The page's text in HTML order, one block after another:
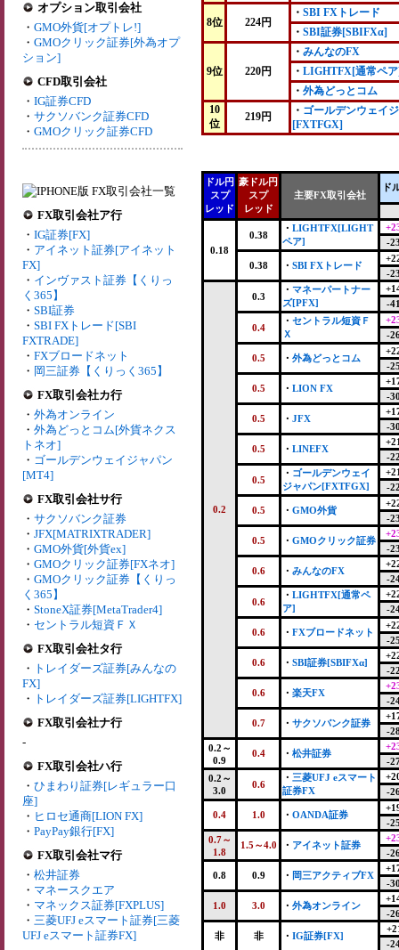
オプション取引会社
・ GMO外貨[オプトレ!]
・ GMOクリック証券[外為オプ
ション]
CFD取引会社
・ IG証券CFD
・ サクソバンク証券CFD
・ GMOクリック証券CFD
FX取引会社ア行
・ IG証券[FX]
・ アイネット証券[アイネット
FX]
・ インヴァスト証券【くりっ
く365】
・ SBI証券
・ SBI FXトレード[SBI
FXTRADE]
・ FXブロードネット
・ 岡三証券【くりっく365】
FX取引会社カ行
・ 外為オンライン
・ 外為どっとコム[外貨ネクス
トネオ]
・ ゴールデンウェイジャパン
[MT4]
FX取引会社サ行
・ サクソバンク証券
・ JFX[MATRIXTRADER]
・ GMO外貨[外貨ex]
・ GMOクリック証券[FXネオ]
・ GMOクリック証券【くりっ
く365】
・ StoneX証券[MetaTrader4]
・ セントラル短資ＦＸ
FX取引会社タ行
・ トレイダーズ証券[みんなの
FX]
・ トレイダーズ証券[LIGHTFX]
FX取引会社ナ行
-
FX取引会社ハ行
・ ひまわり証券[レギュラー口
座]
・ ヒロセ通商[LION FX]
・ PayPay銀行[FX]
FX取引会社マ行
・ 松井証券
・ マネースクエア
・ マネックス証券[FXPLUS]
・ 三菱UFJ eスマート証券[三菱
UFJ eスマート証券FX]
8位 224円
・ SBI FXトレード
・ SBI証券[SBIFXα]
9位 220円
・ みんなのFX
・ LIGHTFX[通常ペ
・ 外為どっとコム
10
位
219円 ・ ゴールデンウェイ
[FXTFGX]
ドル円
スプ
レッド
豪ドル円
スプ
レッド
主要FX取引会社
ド
0.18
0.38
・ LIGHTFX[LIGHT
ペア]
-
0.38 ・ SBI FXトレード
-
0.2
0.3
・ マネーパートナー
ズ[PFX]
-
0.4
・ セントラル短資Ｆ
Ｘ
-
0.5 ・ 外為どっとコム
-
0.5 ・ LION FX
-
0.5 ・ JFX
-
0.5 ・ LINEFX
-
0.5
・ ゴールデンウェイ
ジャパン[FXTFGX]
-
0.5 ・ GMO外貨
-
0.5 ・ GMOクリック証券
-
0.6 ・ みんなのFX
-
0.6
・ LIGHTFX[通常ペ
ア]
-
0.6 ・ FXブロードネット
-
0.6 ・ SBI証券[SBIFXα]
-
0.6 ・ 楽天FX
-
0.7 ・ サクソバンク証券
-
0.2～
0.9
0.4 ・ 松井証券
-
0.2～
3.0
0.6
・ 三菱UFJ eスマート
証券FX
-
0.4 1.0 ・ OANDA証券
-
0.7～
1.8
1.5～4.0 ・ アイネット証券
-
0.8 0.9 ・ 岡三アクティブFX
-
1.0 3.0 ・ 外為オンライン
-
非 非 ・ IG証券[FX]
-